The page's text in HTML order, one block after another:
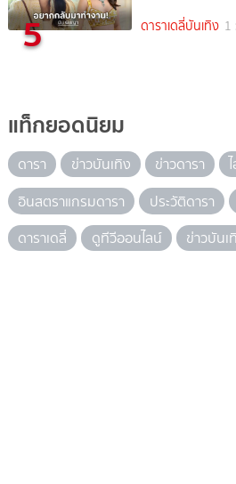
5 ดาราเดลี่บันเทิง 1
แท็กยอดนิยม
ดารา ข่าวบันเทิง ข่าวดารา
อินสตราแกรมดารา
ประวัติดารา
ดาราเดลี่
ดูทีวีออนไลน์ ข่าวบัน